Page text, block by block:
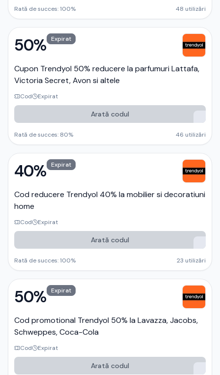
Rată de succes:100% 48 utilizări
50% Expirat
Cupon Trendyol 50% reducere la parfumuri Lattafa,
Victoria Secret, Avon si altele
Cod Expirat
Arată codul
Rată de succes: 80% 46 utilizări
40% Expirat
Cod reducere Trendyol 40% la mobilier si decoratiuni
home
Cod Expirat
Arată codul
Rată de succes:100% 23 utilizări
50% Expirat
Cod promotional Trendyol 50% la Lavazza, Jacobs,
Schweppes, Coca-Cola
Cod Expirat
Arată codul